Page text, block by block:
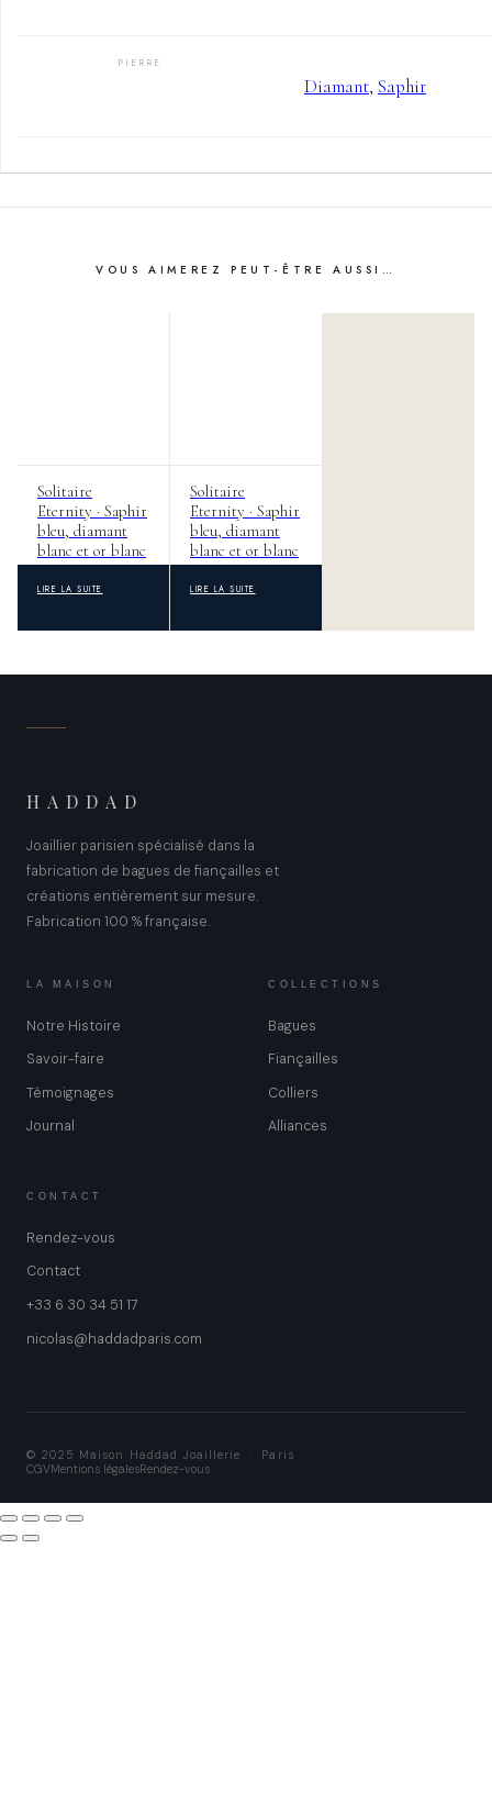
PIERRE
Diamant, Saphir
VOUS AIMEREZ PEUT-ÊTRE AUSSI…
Solitaire
Eternity · Saphir
bleu, diamant
blanc et or blanc
LIRE LA SUITE
Solitaire
Eternity · Saphir
bleu, diamant
blanc et or blanc
LIRE LA SUITE
HADDAD
Joaillier parisien spécialisé dans la
fabrication de bagues de fiançailles et
créations entièrement sur mesure.
Fabrication 100 % française.
LA MAISON
Notre Histoire
Savoir-faire
Témoignages
Journal
COLLECTIONS
Bagues
Fiançailles
Colliers
Alliances
CONTACT
Rendez-vous
Contact
+33 6 30 34 51 17
nicolas@haddadparis.com
© 2025 Maison Haddad Joaillerie · Paris
CGVMentions légalesRendez-vous